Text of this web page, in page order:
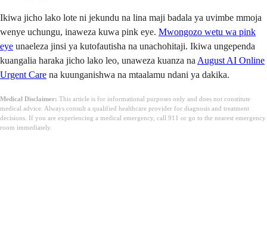
Ikiwa jicho lako lote ni jekundu na lina maji badala ya uvimbe mmoja
wenye uchungu, inaweza kuwa pink eye. Mwongozo wetu wa pink
eye unaeleza jinsi ya kutofautisha na unachohitaji. Ikiwa ungependa
kuangalia haraka jicho lako leo, unaweza kuanza naAugust AI Online
Urgent Care na kuunganishwa na mtaalamu ndani ya dakika.
Medical Disclaimer: This article is for informational purposes only and does not constitute
medical advice. Always consult a qualified healthcare provider for diagnosis and treatment
decisions. If you are experiencing a medical emergency, call 911 or go to the nearest emergency
room immediately.